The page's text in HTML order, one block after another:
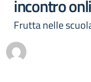
incontro
Frutta nelle